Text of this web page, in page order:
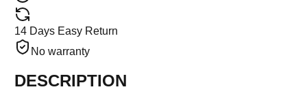
14 Days Easy Return
No warranty
DESCRIPTION